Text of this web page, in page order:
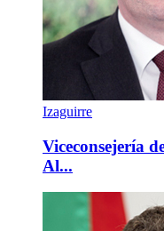
Izaguirre
Viceconsejería
Al...